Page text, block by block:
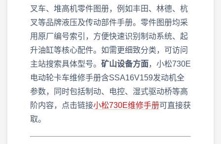
叉车、堆高机零件图册，例如丰田、林德、杭
叉等品牌液压及传动部件手册。零件图册均采
用原厂编号索引，方便快速识别制动系统、起
升油缸等核心配件。如需更细致分类，可访问
主站搜索具体型号。 矿山设备方面，小松730E
电动轮卡车维修手册含SSA16V159发动机全
参数，同时包括制动、电控、湿式驱动桥等高
阶内容，点击链接小松730E维修手册可直接获
取。